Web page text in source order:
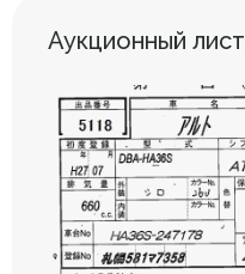
Аукционный лист